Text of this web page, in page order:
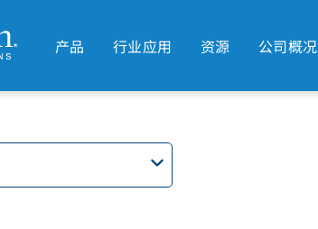
产品 行业应用 资源 公司概况